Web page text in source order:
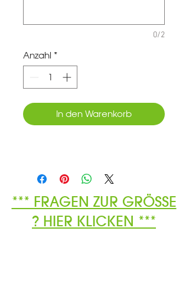
0/2
Anzahl *
In den Warenkorb
*** FRAGEN ZUR GRÖSSE
? HIER KLICKEN ***